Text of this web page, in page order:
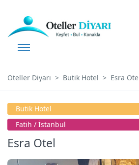
Oteller Diyarı Butik Hotel Esra
Butik Hotel
Fatih / İstanbul
Esra Otel